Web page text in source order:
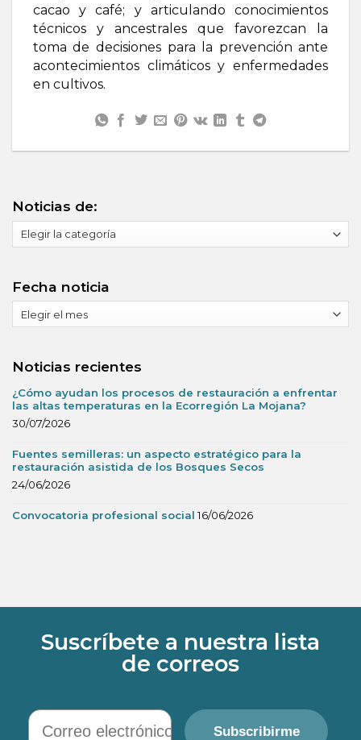
cacao y café; y articulando conocimientos
técnicos y ancestrales que favorezcan la
toma de decisiones para la prevención ante
acontecimientos climáticos y enfermedades
en cultivos.
Noticias de:
de:
Fecha noticia
noticia
Noticias recientes
¿Cómo ayudan los procesos de restauración a enfrentar
las altas temperaturas en la Ecorregión La Mojana?
30/07/2026
Fuentes semilleras: un aspecto estratégico para la
restauración asistida de los Bosques Secos
24/06/2026
Convocatoria profesional social 16/06/2026
Suscríbete a nuestra lista
de correos
Correo electrónico
Subscribirme